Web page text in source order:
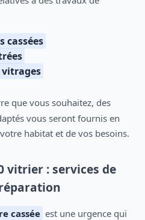
cassées
vous seront fournis en
habitat et de vos besoins.
vitrier : services de
cassée est une urgence qui